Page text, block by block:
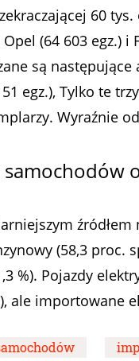
60
Opel (64 603 egz.)
są następujące
egz.), Tylko te
Wyraźnie
(58,3 proc.
%). Pojazdy
ale importowane